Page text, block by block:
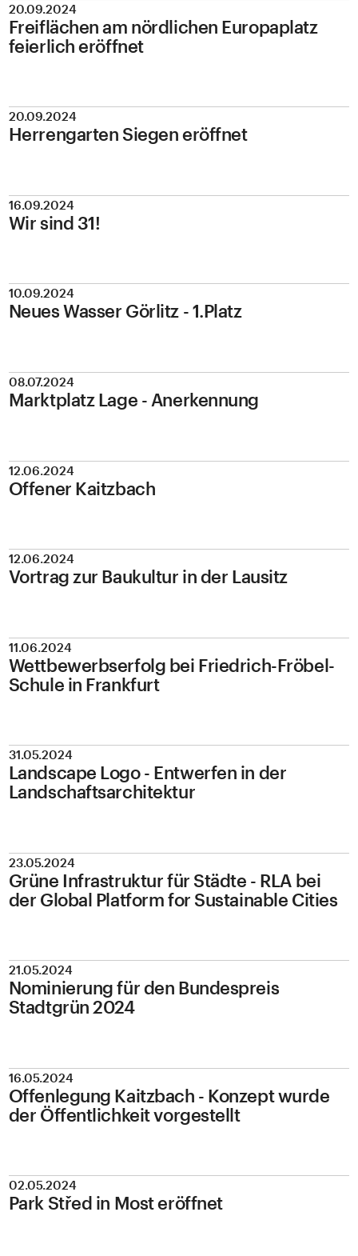
20.09.2024
Freiflächen am nördlichen Europaplatz
feierlich eröffnet
20.09.2024
Herrengarten Siegen eröffnet
16.09.2024
Wir sind 31!
10.09.2024
Neues Wasser Görlitz - 1.Platz
08.07.2024
Marktplatz Lage - Anerkennung
12.06.2024
Offener Kaitzbach
12.06.2024
Vortrag zur Baukultur in der Lausitz
11.06.2024
Wettbewerbserfolg bei Friedrich-Fröbel-
Schule in Frankfurt
31.05.2024
Landscape Logo - Entwerfen in der
Landschaftsarchitektur
23.05.2024
Grüne Infrastruktur für Städte - RLA bei
der Global Platform for Sustainable Cities
21.05.2024
Nominierung für den Bundespreis
Stadtgrün 2024
16.05.2024
Offenlegung Kaitzbach - Konzept wurde
der Öffentlichkeit vorgestellt
02.05.2024
Park Střed in Most eröffnet